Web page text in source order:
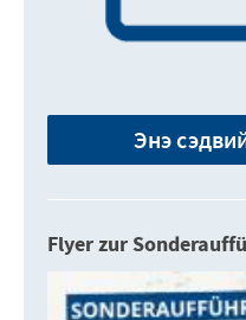
Энэ
Flyer zur